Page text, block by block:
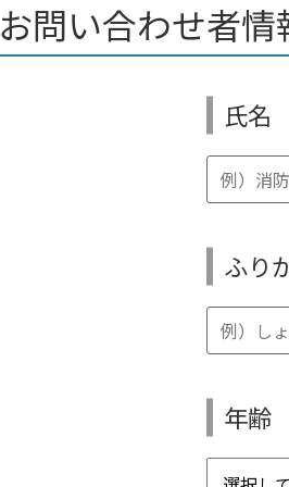
お問い合わせ者情
氏名
ふり
年齢